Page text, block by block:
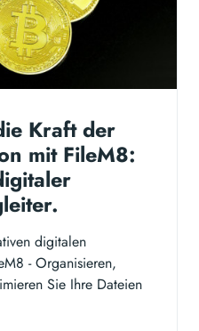
Kraft der
mit FileM8:
digitalen
- Organisieren,
Sie Ihre Dateien